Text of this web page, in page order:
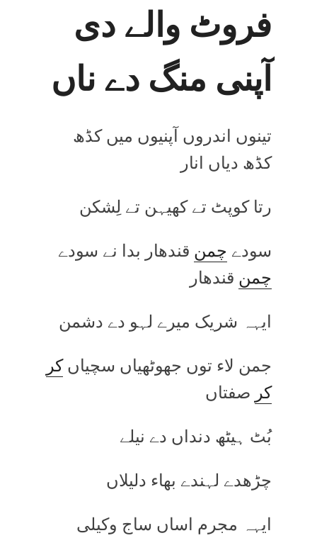
فروٹ والے دی
آپنی منگ دے ناں
تینوں اندروں آپنیوں میں کڈھ
کڈھ دیاں انار
رتا کوپٹ تے کھیہن تے لِشکن
سودے چمن قندھار بدا نے سودے
چمن قندھار
ایہہ شریک میرے لہو دے دشمن
جمن لاء توں جھوٹھیاں سچیاںکر
کر صفتاں
بُٹ ہیٹھ دنداں دے نیلے
چڑھدے لہندے بھاء دلیلاں
ایہہ مجرم اساں ساج وکیلی